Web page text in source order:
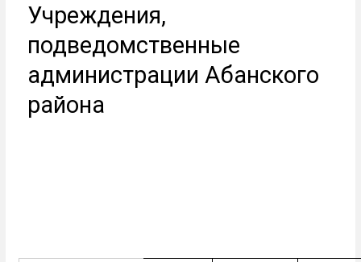
Учреждения,
подведомственные
администрации Абанского
района